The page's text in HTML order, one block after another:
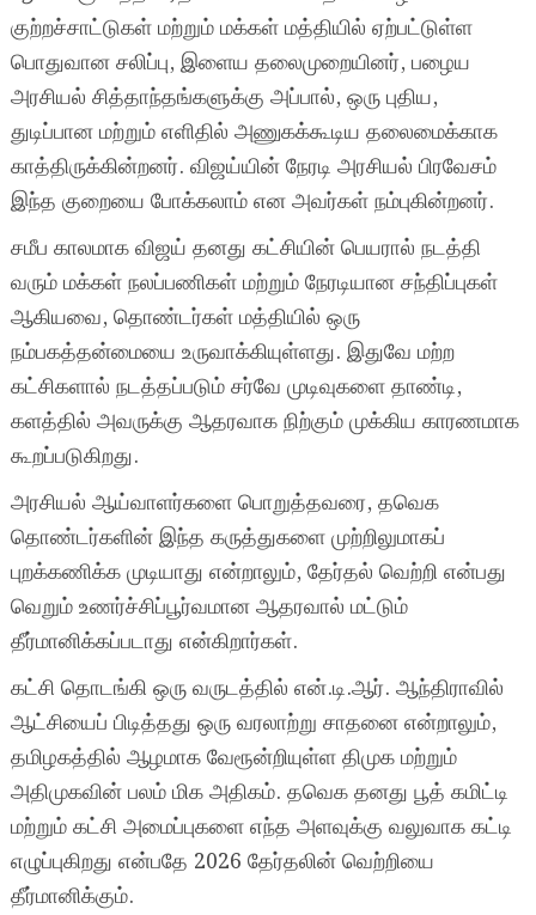
குற்றச்சாட்டுகள் மற்றும் மக்கள் மத்தியில் ஏற்பட்டுள்ள
பொதுவான சலிப்பு, இளைய தலைமுறையினர், பழைய
அரசியல் சித்தாந்தங்களுக்கு அப்பால், ஒரு புதிய,
துடிப்பான மற்றும் எளிதில் அணுகக்கூடிய தலைமைக்காக
காத்திருக்கின்றனர். விஜய்யின் நேரடி அரசியல் பிரவேசம்
இந்த குறையை போக்கலாம் என அவர்கள் நம்புகின்றனர்.
சமீப காலமாக விஜய் தனது கட்சியின் பெயரால் நடத்தி
வரும் மக்கள் நலப்பணிகள் மற்றும் நேரடியான சந்திப்புகள்
ஆகியவை, தொண்டர்கள் மத்தியில் ஒரு
நம்பகத்தன்மையை உருவாக்கியுள்ளது. இதுவே மற்ற
கட்சிகளால் நடத்தப்படும் சர்வே முடிவுகளை தாண்டி,
களத்தில் அவருக்கு ஆதரவாக நிற்கும் முக்கிய காரணமாக
கூறப்படுகிறது.
அரசியல் ஆய்வாளர்களை பொறுத்தவரை, தவெக
தொண்டர்களின் இந்த கருத்துகளை முற்றிலுமாகப்
புறக்கணிக்க முடியாது என்றாலும், தேர்தல் வெற்றி என்பது
வெறும் உணர்ச்சிப்பூர்வமான ஆதரவால் மட்டும்
தீர்மானிக்கப்படாது என்கிறார்கள்.
கட்சி தொடங்கி ஒரு வருடத்தில் என்.டி.ஆர். ஆந்திராவில்
ஆட்சியைப் பிடித்தது ஒரு வரலாற்று சாதனை என்றாலும்,
தமிழகத்தில் ஆழமாக வேரூன்றியுள்ள திமுக மற்றும்
அதிமுகவின் பலம் மிக அதிகம். தவெக தனது பூத் கமிட்டி
மற்றும் கட்சி அமைப்புகளை எந்த அளவுக்கு வலுவாக கட்டி
எழுப்புகிறது என்பதே 2026 தேர்தலின் வெற்றியை
தீர்மானிக்கும்.